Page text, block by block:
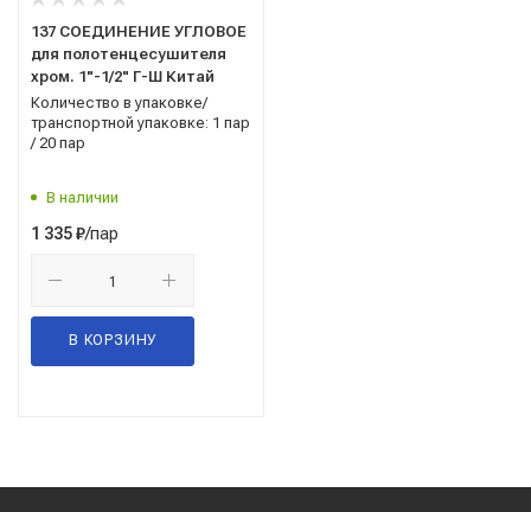
137 СОЕДИНЕНИЕ УГЛОВОЕ
для полотенцесушителя
хром. 1"-1/2" Г-Ш Китай
Количество в упаковке/
транспортной упаковке: 1 пар
/ 20 пар
В наличии
1 335₽/пар
В КОРЗИНУ